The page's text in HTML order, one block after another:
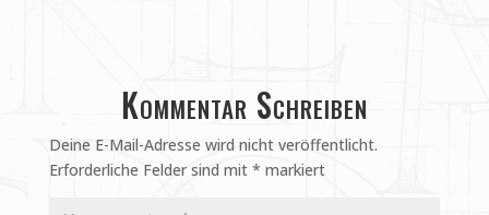
Kommentar Schreiben
Deine E-Mail-Adresse wird nicht veröffentlicht.
Erforderliche Felder sind mit * markiert